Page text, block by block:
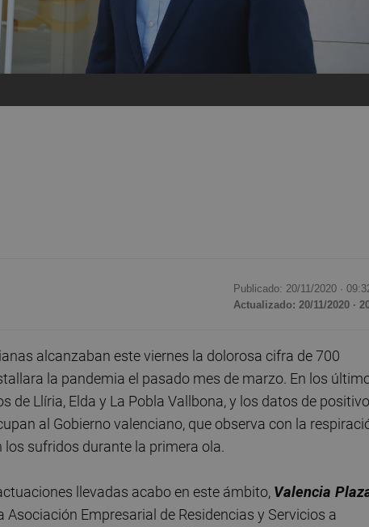
Publicado: 20/11/2020 ·
Actualizado: 20/11/2020 ·
alcanzaban este viernes la dolorosa cifra de 700
la pandemia el pasado mes de marzo. En los
de Llíria, Elda y La Pobla Vallbona, y los datos de
al Gobierno valenciano, que observa con la
sufridos durante la primera ola.
llevadas acabo en este ámbito, Valencia
Asociación Empresarial de Residencias y Servicios a